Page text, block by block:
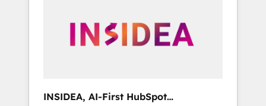
INSIDEA, AI-First HubSpot